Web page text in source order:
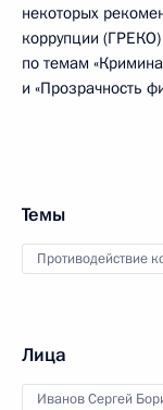
некоторых
коррупции (ГРЕКО)
по темам
и «Прозрачность
Темы
Противодействие
Лица
Иванов Сергей